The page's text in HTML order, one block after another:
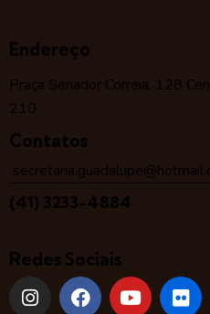
Endereço
Praça Senador Correia, 128
210
Contatos
(41) 3233-4884
Redes Sociais